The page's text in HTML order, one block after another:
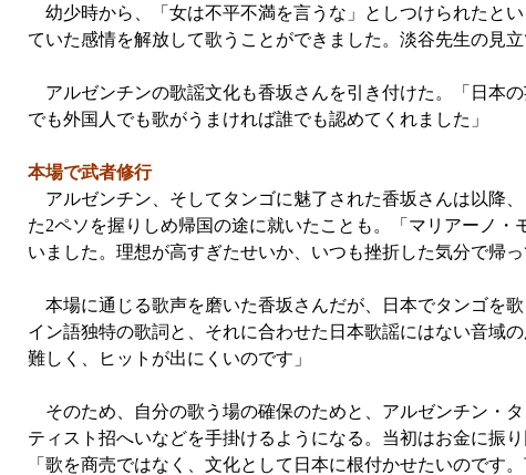
幼少時から、「女は不平不満を言うな」としつけられたと
ていた感情を解放して歌うことができました。淡谷先生の見
アルゼンチンの歌謡文化も香坂さんを引き付けた。「日本
でも外国人でも歌がうまければ誰でも認めてくれました」
本場で武者修行
アルゼンチン、そしてタンゴに魅了された香坂さんは以降
た2ペソを握りしめ帰国の途に就いたことも。「マリアーノ
いました。理想が高すぎたせいか、いつも挫折した気分で帰っ
本場に通じる歌声を磨いた香坂さんだが、日本でタンゴを
イン語独特の歌詞と、それに合わせた日本歌謡にはない音域
難しく、ヒットが出にくいのです」
そのため、自分の歌う場の確保のためと、アルゼンチン・
ティスト招へいなどを手掛けるようになる。当初はお金に振
「歌を商売ではなく、文化として日本に根付かせたいので